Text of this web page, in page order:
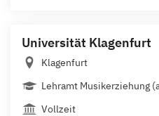
Universität Klagenfurt
Klagenfurt
Lehramt Musikerziehung
Vollzeit